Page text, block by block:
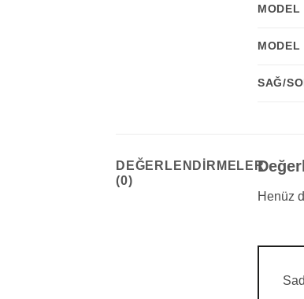
MODEL
MODEL
SAĞ/
DEĞERLENDIRMELER
(0)
Henüz